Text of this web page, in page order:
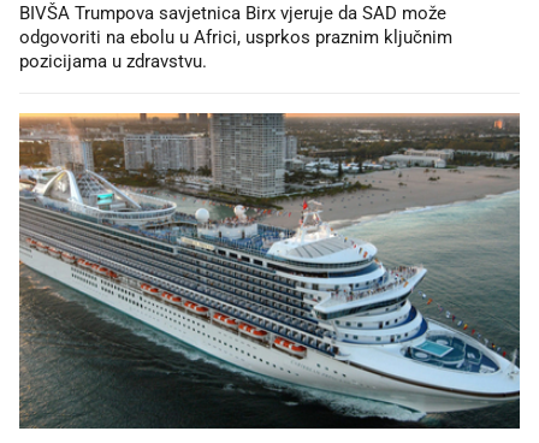
BIVŠA Trumpova savjetnica Birx vjeruje da SAD može
odgovoriti na ebolu u Africi, usprkos praznim ključnim
pozicijama u zdravstvu.